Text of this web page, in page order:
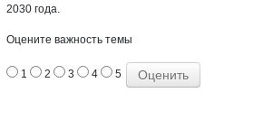
2030 года.
Оцените важность темы
1 2 3 4 5